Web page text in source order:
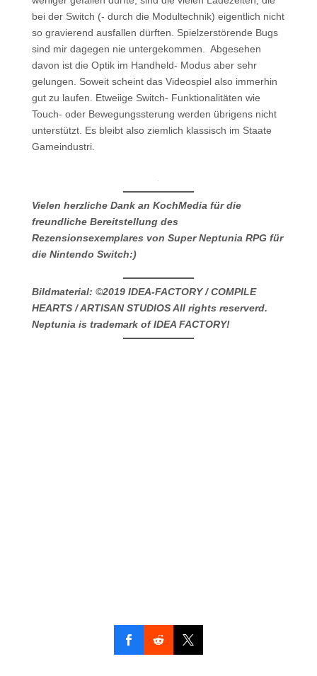
bei der Switch (- durch die Modultechnik) eigentlich nicht
so gravierend ausfallen dürften. Spielzerstörende Bugs
sind mir dagegen nie untergekommen. Abgesehen
davon ist die Optik im Handheld- Modus aber sehr
gelungen. Soweit scheint das Videospiel also immerhin
gut zu laufen. Etweiige Switch- Funktionalitäten wie
Touch- oder Bewegungssterung werden übrigens nicht
unterstützt. Es bleibt also ziemlich klassisch im Staate
Gameindustri.
Vielen herzliche Dank an KochMedia für die
freundliche Bereitstellung des
Rezensionsexemplares von Super Neptunia RPG für
die Nintendo Switch:)
Bildmaterial: ©2019 IDEA-FACTORY / COMPILE
HEARTS / ARTISAN STUDIOS All rights reserverd.
Neptunia is trademark of IDEA FACTORY!